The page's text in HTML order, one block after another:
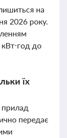
на
2026 року.
до
їх
передає